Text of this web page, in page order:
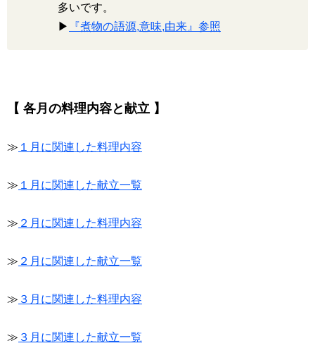
多いです。
▶
『煮物の語源,意味,由来』参照
【 各月の料理内容と献立 】
≫ １月に関連した料理内容
≫ １月に関連した献立一覧
≫ ２月に関連した料理内容
≫ ２月に関連した献立一覧
≫ ３月に関連した料理内容
≫ ３月に関連した献立一覧